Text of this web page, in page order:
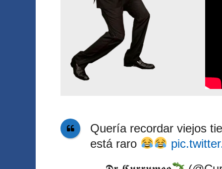
Quería recordar viejos
está raro